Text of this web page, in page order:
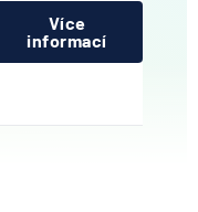
Více
informací